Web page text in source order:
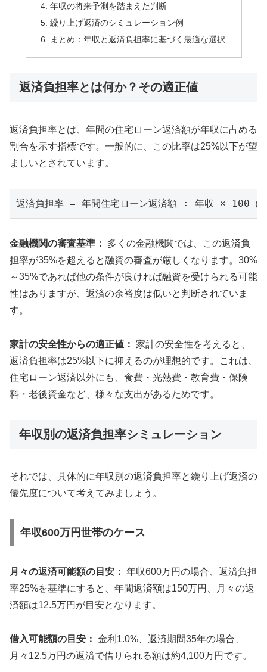
年収の将来予測を踏まえた判断
繰り上げ返済のシミュレーション例
まとめ：年収と返済負担率に基づく最適な選択
返済負担率とは何か？その適正値
返済負担率とは、年間の住宅ローン返済額が年収に占める
割合を示す指標です。一般的に、この比率は25%以下が望
ましいとされています。
金融機関の審査基準：
多くの金融機関では、この返済負
担率が35%を超えると融資の審査が厳しくなります。30%
～35%であれば他の条件が良ければ融資を受けられる可能
性はありますが、返済の余裕度は低いと判断されていま
す。
家計の安全性からの適正値： 家計の安全性を考えると、
返済負担率は25%以下に抑えるのが理想的です。これは、
住宅ローン返済以外にも、食費・光熱費・教育費・保険
料・老後資金など、様々な支出があるためです。
年収別の返済負担率シミュレーション
それでは、具体的に年収別の返済負担率と繰り上げ返済の
優先度について考えてみましょう。
年収600万円世帯のケース
月々の返済可能額の目安： 年収600万円の場合、返済負担
率25%を基準にすると、年間返済額は150万円、月々の返
済額は12.5万円が目安となります。
借入可能額の目安： 金利1.0%、返済期間35年の場合、
月々12.5万円の返済で借りられる額は約4,100万円です。